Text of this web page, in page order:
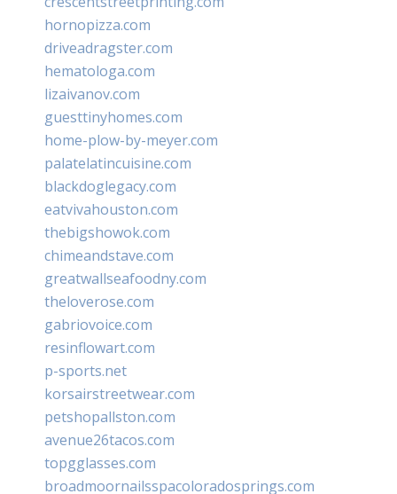
hornopizza.com
driveadragster.com
hematologa.com
lizaivanov.com
guesttinyhomes.com
home-plow-by-meyer.com
palatelatincuisine.com
blackdoglegacy.com
eatvivahouston.com
thebigshowok.com
chimeandstave.com
greatwallseafoodny.com
theloverose.com
gabriovoice.com
resinflowart.com
p-sports.net
korsairstreetwear.com
petshopallston.com
avenue26tacos.com
topgglasses.com
broadmoornailsspacoloradosprings.com